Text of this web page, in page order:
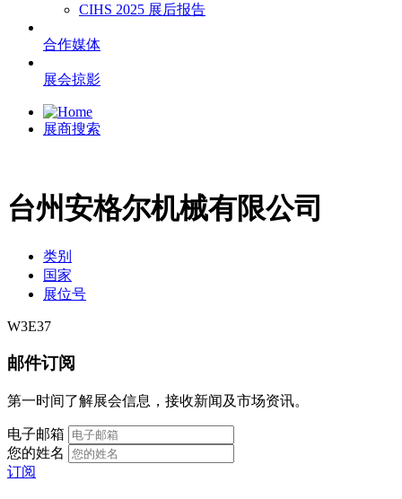
CIHS 2025 展后报告
合作媒体
展会掠影
展商搜索
台州安格尔机械有限公司
类别
国家
展位号
W3E37
邮件订阅
第一时间了解展会信息，接收新闻及市场资讯。
电子邮箱
您的姓名
订阅